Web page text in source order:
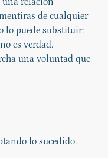
de cualquier
lo puede substituir:
es verdad.
una voluntad que
lo sucedido.